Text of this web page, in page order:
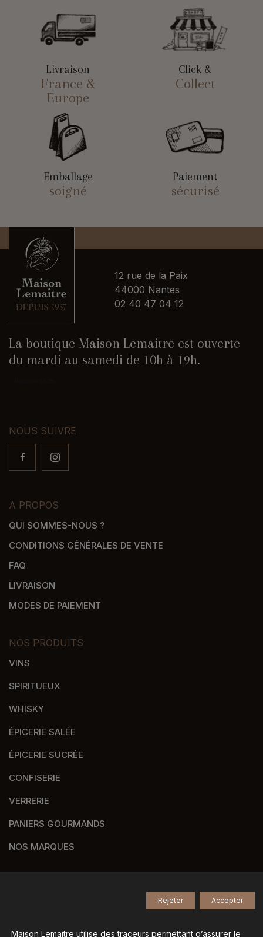
Livraison
France &
Europe
Click &
Collect
Emballage
soigné
Paiement
sécurisé
12 rue de la Paix
44000 Nantes
02 40 47 04 12
La boutique Maison Lemaitre est ouverte
du mardi au samedi de 10h à 19h.
NOUS SUIVRE
A PROPOS
QUI SOMMES-NOUS ?
CONDITIONS GÉNÉRALES DE VENTE
FAQ
LIVRAISON
MODES DE PAIEMENT
NOS PRODUITS
VINS
SPIRITUEUX
WHISKY
ÉPICERIE SALÉE
ÉPICERIE SUCRÉE
CONFISERIE
VERRERIE
PANIERS GOURMANDS
NOS MARQUES
Tous droits réservés -
Mentions légales-
Maison Lemaitre utilise des traceurs permettant d’assurer le
Accepter
Rejeter